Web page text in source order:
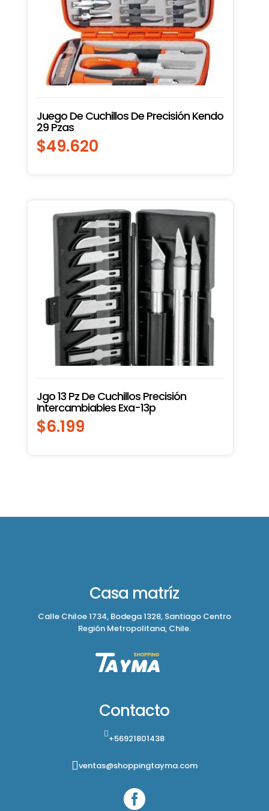
Juego De Cuchillos De Precisión Kendo
29 Pzas
$49.620
Jgo 13 Pz De Cuchillos Precisión
Intercambiables Exa-13p
$6.199
Casa matríz
Calle Chiloe 1734, Bodega 1328, Santiago Centro
Región Metropolitana, Chile.
Contacto
+56921801438
ventas@shoppingtayma.com
